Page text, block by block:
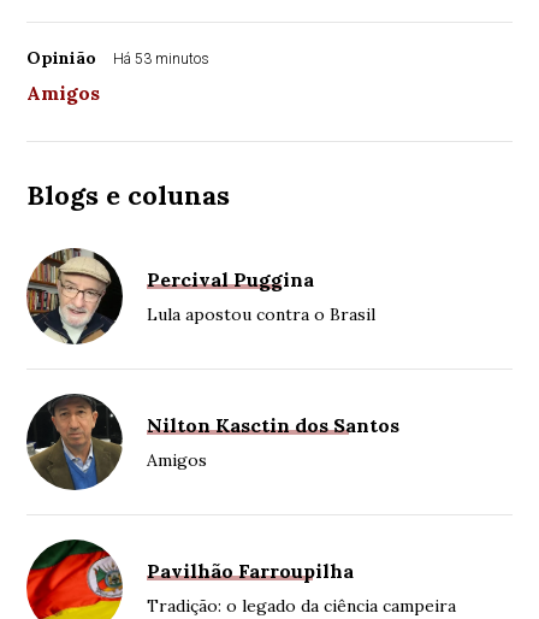
Opinião Há 53 minutos
Amigos
Blogs e colunas
Percival Puggina
Lula apostou contra o Brasil
Nilton Kasctin dos Santos
Amigos
Pavilhão Farroupilha
Tradição: o legado da ciência campeira